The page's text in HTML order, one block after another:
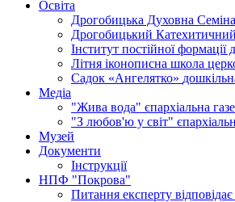
Освіта
Дрогобицька Духовна
Дрогобицький
Інститут постійної формації
Літня іконописна школа
Садок «Ангелятко»
Медіа
"Жива вода" єпархіальна
"З любов'ю у світ"
Музей
Документи
Інструкції
НПФ "Покрова"
Питання експерту